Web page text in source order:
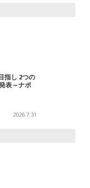
指し 2つの
表～ナポ
2026.7.31